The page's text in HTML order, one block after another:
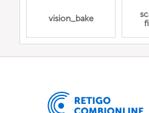
vision_bake